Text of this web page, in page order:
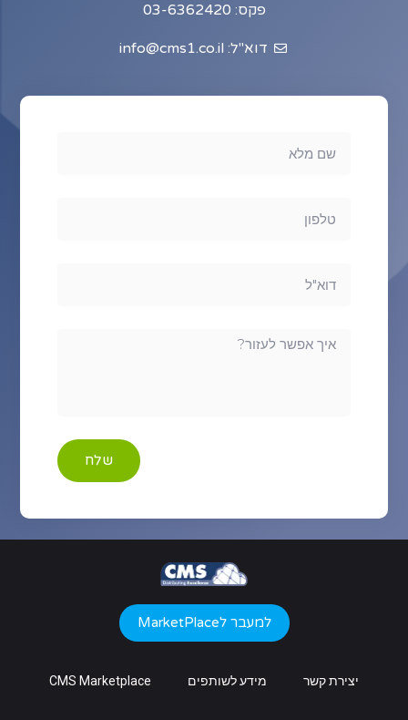
פקס: 03-6362420
דוא"ל: info@cms1.co.il
שלח
למעבר לMarketPlace
יצירת קשר מידע לשותפים CMS Marketplace